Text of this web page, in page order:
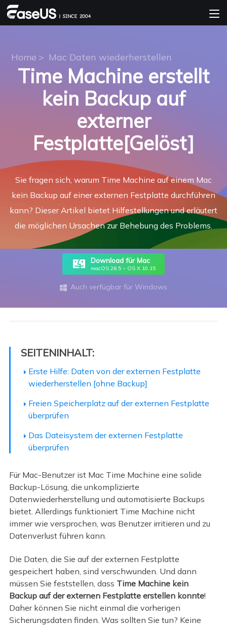
Home > Mac Daten wiederherstellen
Time Machine erstellt
kein Backup auf
externer
Festplatte[Gelöst]
Sie fragen sich, warum Time Machine auf einem Mac
kein Backup auf einer externen Festplatte durchführen
kann? Dieser Artikel bietet Hilfestellungen und erläutert
die möglichen Ursachen zur Behebung des Problems.
Download für Mac
macOS 26.5 ~ OS X 10.15
 Auch verfügbar für Windows
SEITENINHALT:
Erste Hilfe: Daten von der externen Festplatte
wiederherstellen [ohne Backup]
Freien Speicherplatz auf der externen Festplatte
überprüfen
Das Dateisystem der externen Festplatte
überprüfen
Für Mac-Benutzer ist Mac Time Machine eine solide
Backup-Lösung, die unkomplizierte
Datenwiederherstellung und automatisierte Backups
bietet. Allerdings funktioniert Time Machine nicht
immer wie versprochen, was Benutzer irritieren und zu
Datenverlust führen kann.
Die Daten, die Sie auf der externen Festplatte
gespeichert haben, sind verschwunden. Und dann
müssen Sie feststellen, dass Time Machine kein
Backup auf der externen Festplatte erstellen konnte!
Daher können Sie nicht einmal die vorherigen
Sicherungsdaten finden. Was sollten Sie tun? Keine